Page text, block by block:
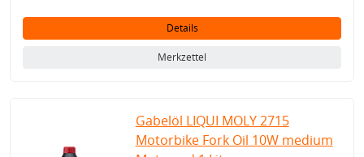
Details
Merkzettel
Gabelöl LIQUI MOLY 2715
Motorbike Fork Oil 10W medium